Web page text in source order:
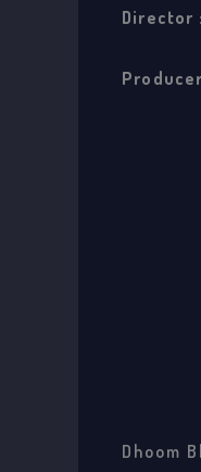
Director
Dhoom